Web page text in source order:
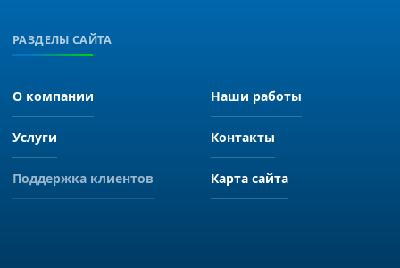
РАЗДЕЛЫ САЙТА
О компании Наши работы
Услуги Контакты
Поддержка клиентов Карта сайта